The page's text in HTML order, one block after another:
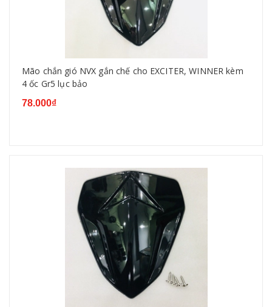
Mão chắn gió NVX gắn chế cho EXCITER, WINNER kèm
4 ốc Gr5 lục bảo
78.000₫